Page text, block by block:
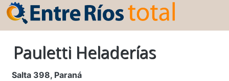
Pauletti Heladerías
Salta 398, Paraná